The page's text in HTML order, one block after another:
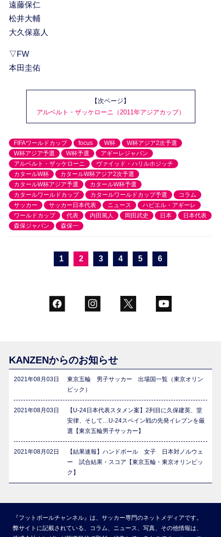
遠藤保仁
松井大輔
大久保嘉人
▽FW
本田圭佑
【次ページ】
アルベルト・ザッケローニ（2011年アジアカップ）
FIFAワールドカップ focus W杯
W杯アジア2次予選
W杯アジア予選
W杯予選
アギーレジャパン
アルベルト・ザッケローニ
ヴァイッド・ハリルホジッチ
カタールW杯
カタールW杯アジア2次予選
カタールW杯アジア予選
カタールW杯予選
カタールワールドカップ
カタールワールドカップ予選
コラム
サッカー
サッカー日本代表 ニュース
ハビエル・アギーレ
ワールドカップ
代表 内田篤人 岡田武史 日本
日本代表
森保ジャパン
森保一
1 2 3 4 5 6
KANZENからのお知らせ
2021年08月03日
東京五輪 男子サッカー 出場国一覧（東京オリン
ピック）
2021年08月03日
【U-24日本代表スタメン案】2列目に久保建英、堂
安律、そして…U-24スペイン戦の先発イレブンを厳
選【東京五輪男子サッカー】
2021年08月02日
【結果速報】ハンドボール 女子 日本対ノルウェ
ー 試合結果・スコア【東京五輪・東京オリンピッ
ク】
『フットボールチャンネル』は、サッカー専門のネットメディアです。
弊サイトに記載されている、コラム、ニュース、写真、その他情報は、